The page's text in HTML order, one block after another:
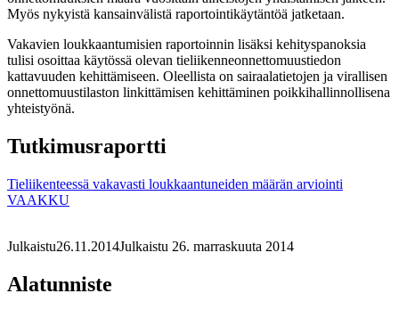
Myös nykyistä kansainvälistä raportointikäytäntöä jatketaan.
Vakavien loukkaantumisien raportoinnin lisäksi kehityspanoksia
tulisi osoittaa käytössä olevan tieliikenneonnettomuustiedon
kattavuuden kehittämiseen. Oleellista on sairaalatietojen ja virallisen
onnettomuustilaston linkittämisen kehittäminen poikkihallinnollisena
yhteistyönä.
Tutkimusraportti
Tieliikenteessä vakavasti loukkaantuneiden määrän arviointi
VAAKKU
Julkaistu26.11.2014Julkaistu 26. marraskuuta 2014
Alatunniste